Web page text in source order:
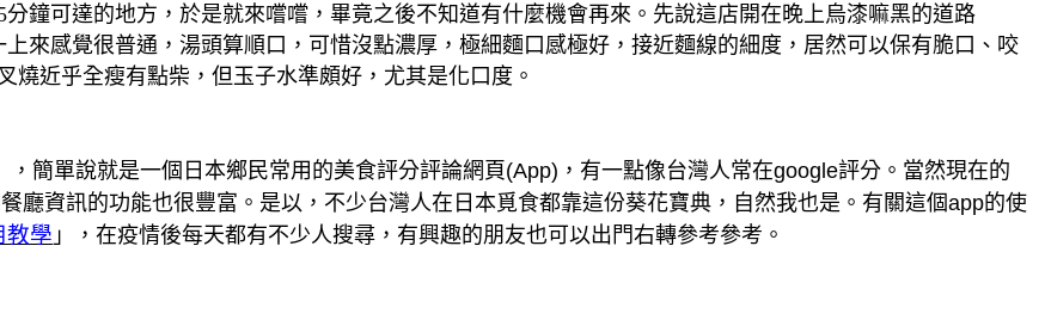
鐘可達的地方，於是就來嚐嚐，畢竟之後不知道有什麼機會再來。先說這店開在晚上烏漆嘛黑的道路
來感覺很普通，湯頭算順口，可惜沒點濃厚，極細麵口感極好，接近麵線的細度，居然可以保有脆口、咬
近乎全瘦有點柴，但玉子水準頗好，尤其是化口度。
簡單說就是一個日本鄉民常用的美食評分評論網頁(App)，有一點像台灣人常在google評分。當然現在的
廳資訊的功能也很豐富。是以，不少台灣人在日本覓食都靠這份葵花寶典，自然我也是。有關這個app的使
教學 」，在疫情後每天都有不少人搜尋，有興趣的朋友也可以出門右轉參考參考。